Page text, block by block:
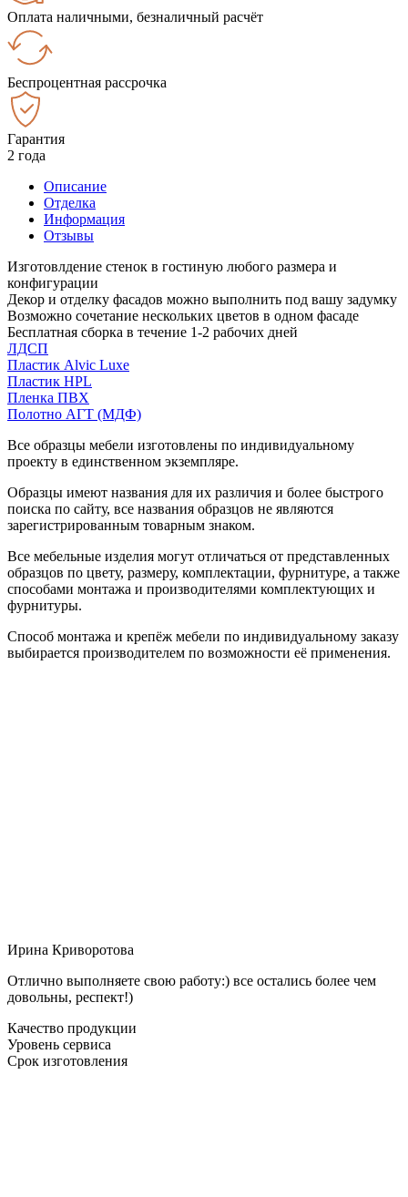
Оплата наличными, безналичный расчёт
Беспроцентная рассрочка
Гарантия
2 года
Описание
Отделка
Информация
Отзывы
Изготовлдение стенок в гостиную любого размера и
конфигурации
Декор и отделку фасадов можно выполнить под вашу задумку
Возможно сочетание нескольких цветов в одном фасаде
Бесплатная сборка в течение 1-2 рабочих дней
ЛДСП
Пластик Alvic Luxe
Пластик HPL
Пленка ПВХ
Полотно АГТ (МДФ)
Все образцы мебели изготовлены по индивидуальному
проекту в единственном экземпляре.
Образцы имеют названия для их различия и более быстрого
поиска по сайту, все названия образцов не являются
зарегистрированным товарным знаком.
Все мебельные изделия могут отличаться от представленных
образцов по цвету, размеру, комплектации, фурнитуре, а также
способами монтажа и производителями комплектующих и
фурнитуры.
Способ монтажа и крепёж мебели по индивидуальному заказу
выбирается производителем по возможности её применения.
Ирина Криворотова
Отлично выполняете свою работу:) все остались более чем
довольны, респект!)
Качество продукции
Уровень сервиса
Срок изготовления